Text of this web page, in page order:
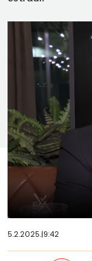
5.2.2025.|9:42